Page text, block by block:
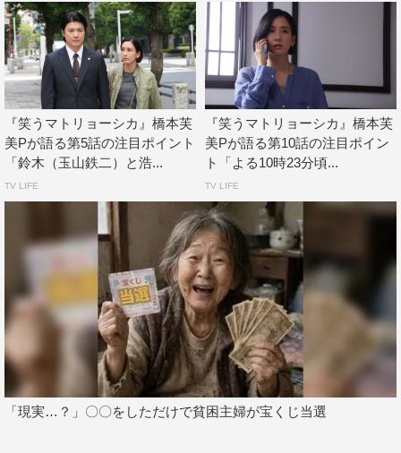
仕掛けてくるワナとは。
そしてラストは…ある人とある人のものすごいお芝居のぶ
つかり合いが見られます。
ぜひ、最後までリアルタイムで見届けてください！
ここぞという時のアツい男同士のハグも必見です！
驚きの出来事が続く6話。後半に向けての大きな山場とな
る重要な回なのでぜひ、お見逃しなく！！！
『笑うマトリョーシカ』橋本芙
美Pが語る第5話の注目ポイント
「鈴木（玉山鉄二）と浩...
TV LIFE
『笑うマトリョーシカ』橋本芙
美Pが語る第10話の注目ポイン
ト「よる10時23分頃...
TV LIFE
「現実…？」〇〇をしただけで貧困主婦が宝くじ当選